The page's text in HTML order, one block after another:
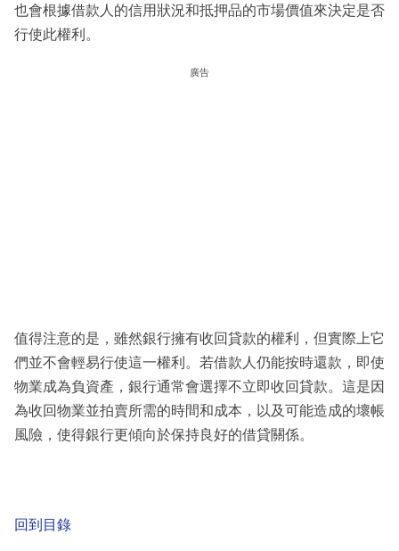
也會根據借款人的信用狀況和抵押品的市場價值來決定是否
行使此權利。
廣告
值得注意的是，雖然銀行擁有收回貸款的權利，但實際上它
們並不會輕易行使這一權利。若借款人仍能按時還款，即使
物業成為負資產，銀行通常會選擇不立即收回貸款。這是因
為收回物業並拍賣所需的時間和成本，以及可能造成的壞帳
風險，使得銀行更傾向於保持良好的借貸關係。
回到目錄